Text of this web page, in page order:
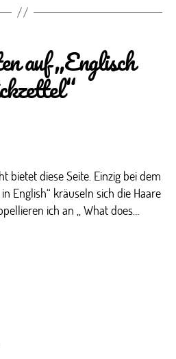
auf „Englisch
bietet diese Seite. Einzig bei dem
English“ kräuseln sich die Haare
ich an ,, What does…